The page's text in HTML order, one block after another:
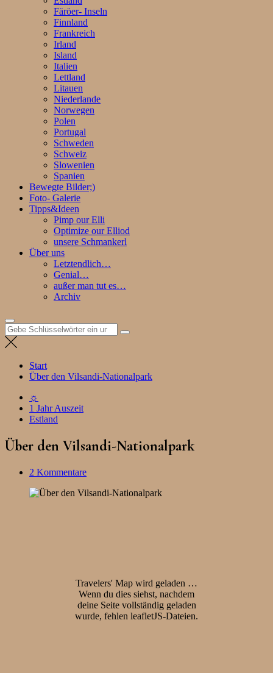
Färöer- Inseln
Finnland
Frankreich
Irland
Island
Italien
Lettland
Litauen
Niederlande
Norwegen
Polen
Portugal
Schweden
Schweiz
Slowenien
Spanien
Bewegte Bilder;)
Foto- Galerie
Tipps&Ideen
Pimp our Elli
Optimize our Elliod
unsere Schmankerl
Über uns
Letztendlich…
Genial…
außer man tut es…
Archiv
Suchen
nach:
Start
Über den Vilsandi-Nationalpark
☼
1 Jahr Auszeit
Estland
Über den Vilsandi-Nationalpark
2 Kommentare
Travelers' Map wird geladen …
Wenn du dies siehst, nachdem
deine Seite vollständig geladen
wurde, fehlen leafletJS-Dateien.